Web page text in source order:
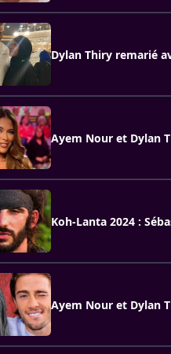
Dylan Thiry remarié
Ayem Nour et Dylan
Koh-Lanta 2024 :
Ayem Nour et Dylan